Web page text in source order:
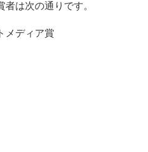
は次の通りです。
メディア賞